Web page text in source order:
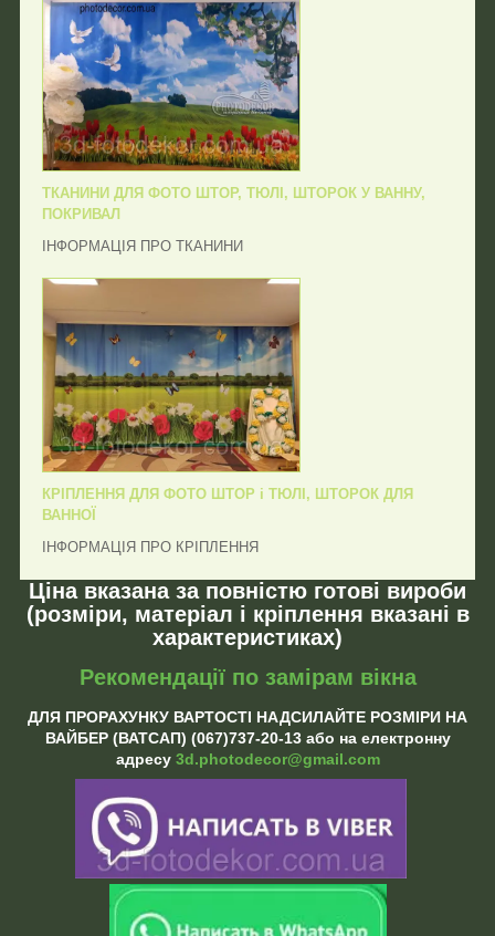
ТКАНИНИ ДЛЯ ФОТО ШТОР, ТЮЛІ, ШТОРОК У ВАННУ,
ПОКРИВАЛ
ІНФОРМАЦІЯ ПРО ТКАНИНИ
КРІПЛЕННЯ ДЛЯ ФОТО ШТОР і ТЮЛІ, ШТОРОК ДЛЯ
ВАННОЇ
ІНФОРМАЦІЯ ПРО КРІПЛЕННЯ
Ціна вказана за повністю готові вироби
(розміри, матеріал і кріплення вказані в
характеристиках)
Рекомендації по замірам вікна
ДЛЯ ПРОРАХУНКУ ВАРТОСТІ НАДСИЛАЙТЕ РОЗМІРИ НА
ВАЙБЕР (ВАТСАП) (067)737-20-13 або на електронну
адресу 3d.photodecor@gmail.com